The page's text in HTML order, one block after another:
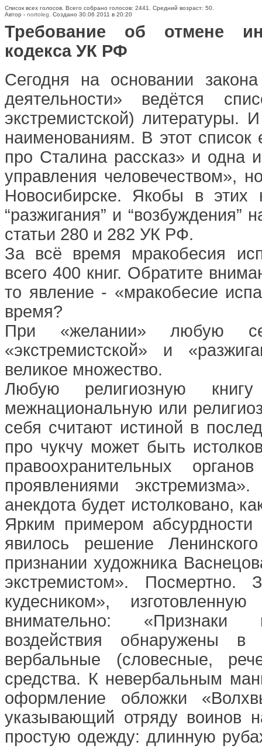
Список всех голосов. Всего собрано голосов: 2441. Средний возраст: 50.
Автор - nortoleg. Создано 30.06 2011 в 20:20
Требование об отмене
кодекса УК РФ
Сегодня на основании
деятельности» ведётся
экстремистской) литературы.
наименованиям. В этот
про Сталина рассказ» и одна
управления человечеством»,
Новосибирске. Якобы в этих
“разжигания” и
статьи 280 и 282 УК РФ.
За всё время мракобесия
всего 400 книг. Обратите
то явление - «мракобесие
время?
При «желании» любую
«экстремистской» и
великое множество.
Любую религиозную
межнациональную или
себя считают истиной в
про чукчу может быть
правоохранительных
проявлениями
анекдота будет истолковано,
Ярким примером абсурдности
явилось решение
признании художника
экстремистом».
кудесником»,
внимательно: «Признаки
воздействия обнаружены
вербальные (словесные,
средства. К невербальным
оформление обложки
указывающий отряду воинов
простую одежду: длинную